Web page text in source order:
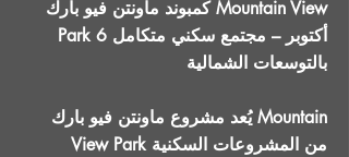
كمبوند ماونتن فيو بارك Mountain View
Park 6 أكتوبر – مجتمع سكني متكامل
بالتوسعات الشمالية
يُعد مشروع ماونتن فيو بارك Mountain
View Park من المشروعات السكنية